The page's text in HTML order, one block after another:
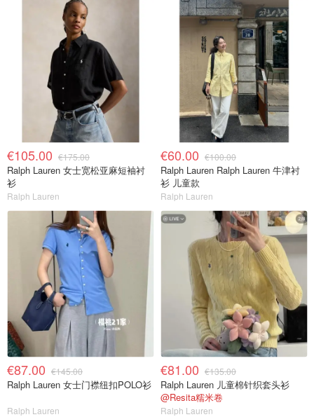
€105.00 €175.00
Ralph Lauren 女士宽松亚麻短袖衬
衫
Ralph Lauren
€60.00 €100.00
Ralph Lauren Ralph Lauren 牛津衬
衫 儿童款
Ralph Lauren
€87.00 €145.00
Ralph Lauren 女士门襟纽扣POLO衫
Ralph Lauren
€81.00 €135.00
Ralph Lauren 儿童棉针织套头衫
@Resita糯米卷
Ralph Lauren